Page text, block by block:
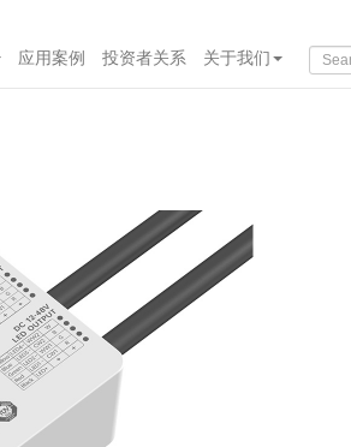
应用案例 投资者关系 关于我们